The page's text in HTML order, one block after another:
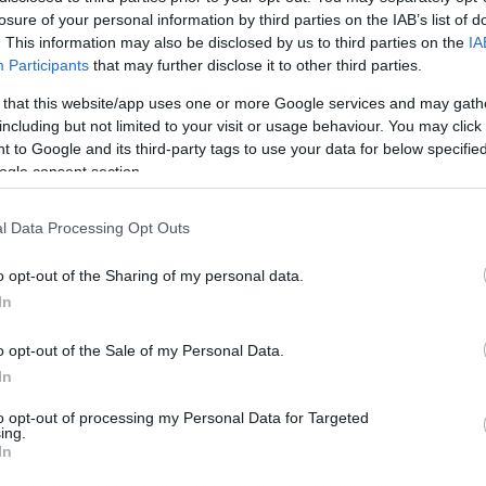
of your personal information by third parties on the IAB’s list of
This information may also be disclosed by us to third parties on the
Participants that may further disclose it to other third parties.
that this website/app uses one or more Google services and may
but not limited to your visit or usage behaviour. You may
to Google and its third-party tags to use your data for below
consent section.
Data Processing Opt Outs
opt-out of the Sharing of my personal data.
opt-out of the Sale of my Personal Data.
opt-out of processing my Personal Data for Targeted
az elkövetkező hónapokban.
forrásként a Google Keresőben!